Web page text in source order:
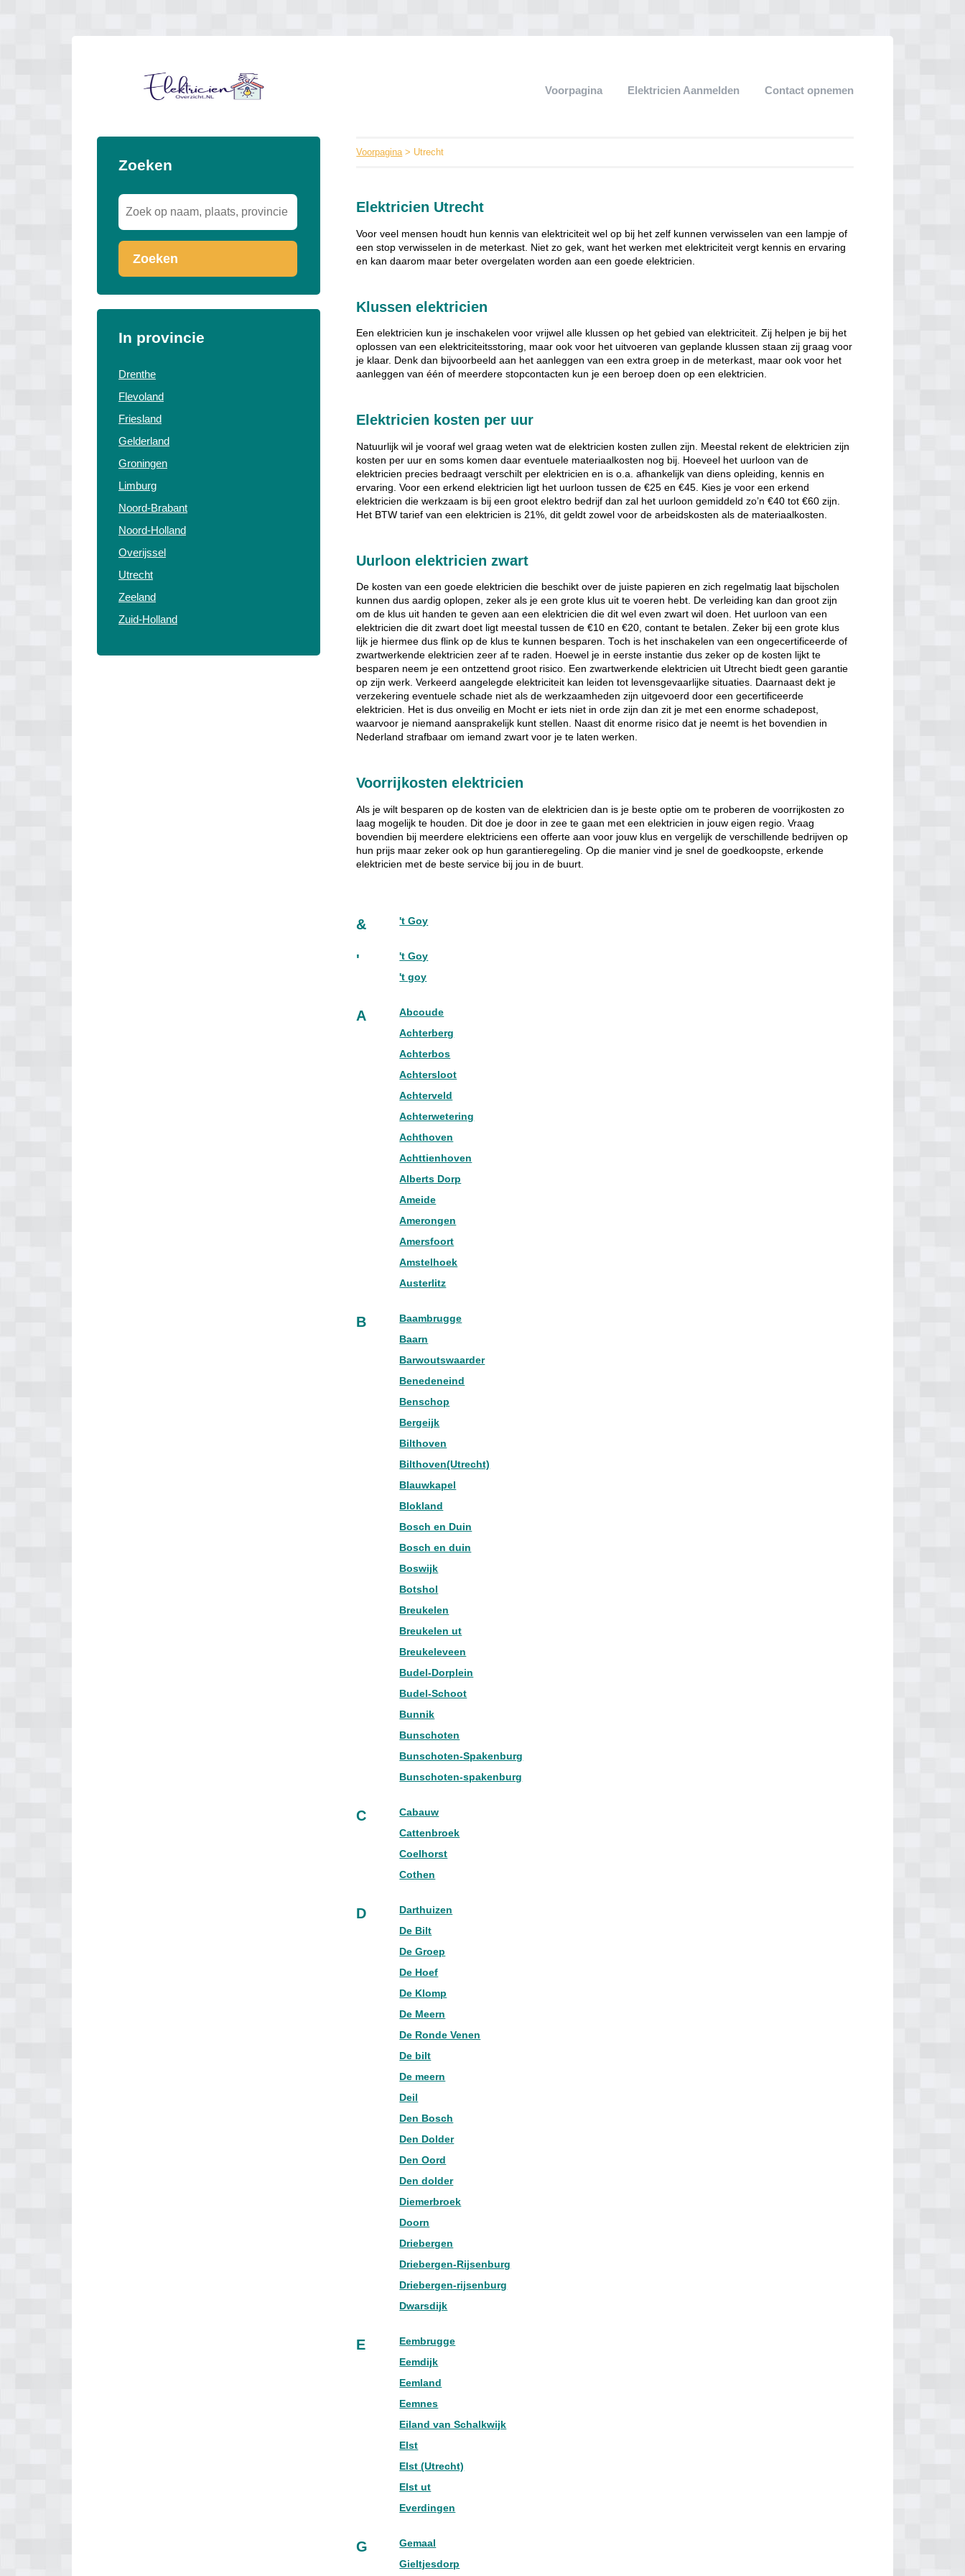
Voorpagina Elektricien Aanmelden Contact opnemen
Zoeken
Zoeken
In provincie
Drenthe
Flevoland
Friesland
Gelderland
Groningen
Limburg
Noord-Brabant
Noord-Holland
Overijssel
Utrecht
Zeeland
Zuid-Holland
Voorpagina> Utrecht
Elektricien Utrecht
Voor veel mensen houdt hun kennis van elektriciteit wel op bij het zelf kunnen verwisselen van een lampje of
een stop verwisselen in de meterkast. Niet zo gek, want het werken met elektriciteit vergt kennis en ervaring
en kan daarom maar beter overgelaten worden aan een goede elektricien.
Klussen elektricien
Een elektricien kun je inschakelen voor vrijwel alle klussen op het gebied van elektriciteit. Zij helpen je bij het
oplossen van een elektriciteitsstoring, maar ook voor het uitvoeren van geplande klussen staan zij graag voor
je klaar. Denk dan bijvoorbeeld aan het aanleggen van een extra groep in de meterkast, maar ook voor het
aanleggen van één of meerdere stopcontacten kun je een beroep doen op een elektricien.
Elektricien kosten per uur
Natuurlijk wil je vooraf wel graag weten wat de elektricien kosten zullen zijn. Meestal rekent de elektricien zijn
kosten per uur en soms komen daar eventuele materiaalkosten nog bij. Hoeveel het uurloon van de
elektricien precies bedraagt verschilt per elektricien en is o.a. afhankelijk van diens opleiding, kennis en
ervaring. Voor een erkend elektricien ligt het uurloon tussen de €25 en €45. Kies je voor een erkend
elektricien die werkzaam is bij een groot elektro bedrijf dan zal het uurloon gemiddeld zo’n €40 tot €60 zijn.
Het BTW tarief van een elektricien is 21%, dit geldt zowel voor de arbeidskosten als de materiaalkosten.
Uurloon elektricien zwart
De kosten van een goede elektricien die beschikt over de juiste papieren en zich regelmatig laat bijscholen
kunnen dus aardig oplopen, zeker als je een grote klus uit te voeren hebt. De verleiding kan dan groot zijn
om de klus uit handen te geven aan een elektricien die dit wel even zwart wil doen. Het uurloon van een
elektricien die dit zwart doet ligt meestal tussen de €10 en €20, contant te betalen. Zeker bij een grote klus
lijk je hiermee dus flink op de klus te kunnen besparen. Toch is het inschakelen van een ongecertificeerde of
zwartwerkende elektricien zeer af te raden. Hoewel je in eerste instantie dus zeker op de kosten lijkt te
besparen neem je een ontzettend groot risico. Een zwartwerkende elektricien uit Utrecht biedt geen garantie
op zijn werk. Verkeerd aangelegde elektriciteit kan leiden tot levensgevaarlijke situaties. Daarnaast dekt je
verzekering eventuele schade niet als de werkzaamheden zijn uitgevoerd door een gecertificeerde
elektricien. Het is dus onveilig en Mocht er iets niet in orde zijn dan zit je met een enorme schadepost,
waarvoor je niemand aansprakelijk kunt stellen. Naast dit enorme risico dat je neemt is het bovendien in
Nederland strafbaar om iemand zwart voor je te laten werken.
Voorrijkosten elektricien
Als je wilt besparen op de kosten van de elektricien dan is je beste optie om te proberen de voorrijkosten zo
laag mogelijk te houden. Dit doe je door in zee te gaan met een elektricien in jouw eigen regio. Vraag
bovendien bij meerdere elektriciens een offerte aan voor jouw klus en vergelijk de verschillende bedrijven op
hun prijs maar zeker ook op hun garantieregeling. Op die manier vind je snel de goedkoopste, erkende
elektricien met de beste service bij jou in de buurt.
& 't Goy
'
't Goy
't goy
A
Abcoude
Achterberg
Achterbos
Achtersloot
Achterveld
Achterwetering
Achthoven
Achttienhoven
Alberts Dorp
Ameide
Amerongen
Amersfoort
Amstelhoek
Austerlitz
B
Baambrugge
Baarn
Barwoutswaarder
Benedeneind
Benschop
Bergeijk
Bilthoven
Bilthoven(Utrecht)
Blauwkapel
Blokland
Bosch en Duin
Bosch en duin
Boswijk
Botshol
Breukelen
Breukelen ut
Breukeleveen
Budel-Dorplein
Budel-Schoot
Bunnik
Bunschoten
Bunschoten-Spakenburg
Bunschoten-spakenburg
C
Cabauw
Cattenbroek
Coelhorst
Cothen
D
Darthuizen
De Bilt
De Groep
De Hoef
De Klomp
De Meern
De Ronde Venen
De bilt
De meern
Deil
Den Bosch
Den Dolder
Den Oord
Den dolder
Diemerbroek
Doorn
Driebergen
Driebergen-Rijsenburg
Driebergen-rijsenburg
Dwarsdijk
E
Eembrugge
Eemdijk
Eemland
Eemnes
Eiland van Schalkwijk
Elst
Elst (Utrecht)
Elst ut
Everdingen
G
Gemaal
Gieltjesdorp